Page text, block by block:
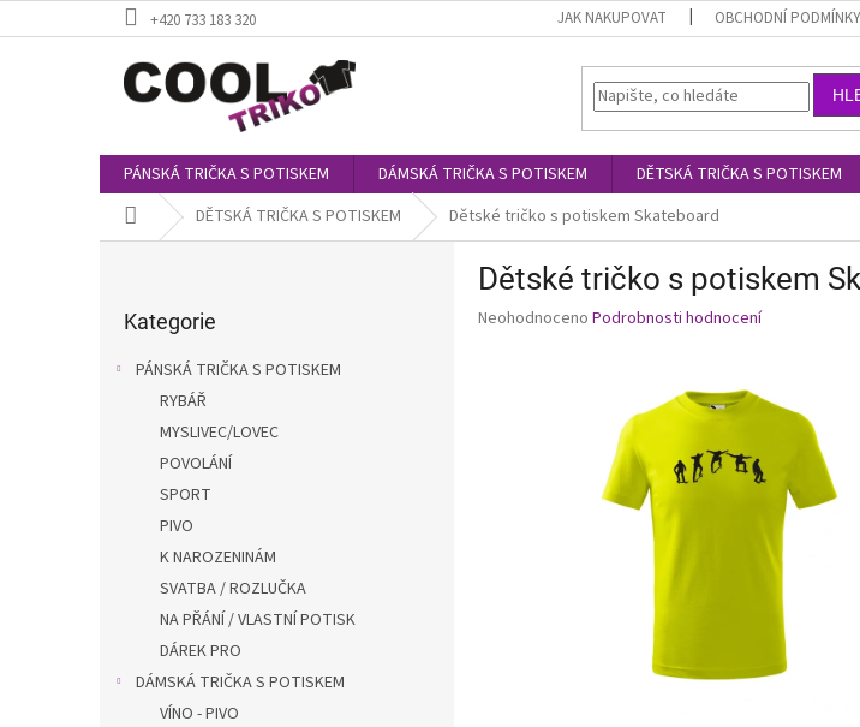
na
+420 733 183 320 JAK NAKUPOVAT OBCHODNÍ PODMÍNKY
PÁNSKÁ TRIČKA S POTISKEM DÁMSKÁ TRIČKA S POTISKEM DĚTSKÁ TRIČKA S POTISKEM
Domů DĚTSKÁ TRIČKA S POTISKEM Dětské tričko s potiskem Skateboard
kategorie
Kategorie
PÁNSKÁ TRIČKA S POTISKEM
RYBÁŘ
MYSLIVEC/LOVEC
POVOLÁNÍ
SPORT
PIVO
K NAROZENINÁM
SVATBA / ROZLUČKA
NA PŘÁNÍ / VLASTNÍ POTISK
DÁREK PRO
DÁMSKÁ TRIČKA S POTISKEM
VÍNO - PIVO
Dětské tričko s potiskem
Průměrné
Neohodnoceno Podrobnosti hodnocení